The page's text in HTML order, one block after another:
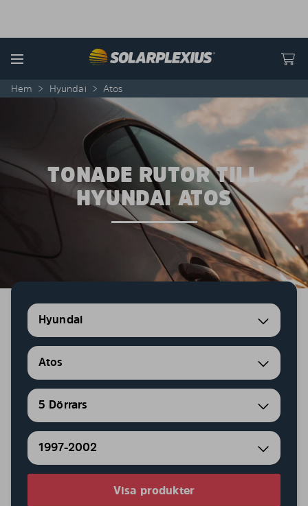
Menu
Hem > Hyundai > Atos
TONADE RUTOR TILL
HYUNDAI ATOS
Hyundai
Atos
5 Dörrars
1997-2002
Visa produkter